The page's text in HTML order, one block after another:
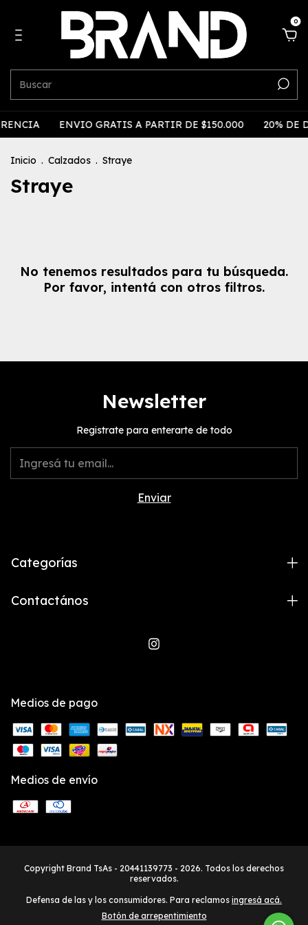
0
ENVIO GRATIS A PARTIR DE $150.000 20% DE
Inicio . Calzados . Straye
Straye
No tenemos resultados para tu búsqueda.
Por favor, intentá con otros filtros.
Newsletter
Registrate para enterarte de todo
Categorías
Contactános
Medios de pago
Medios de envío
Copyright Brand TsAs - 20441139773 - 2026. Todos los derechos
reservados.
Defensa de las y los consumidores. Para reclamos ingresá acá.
Botón de arrepentimiento